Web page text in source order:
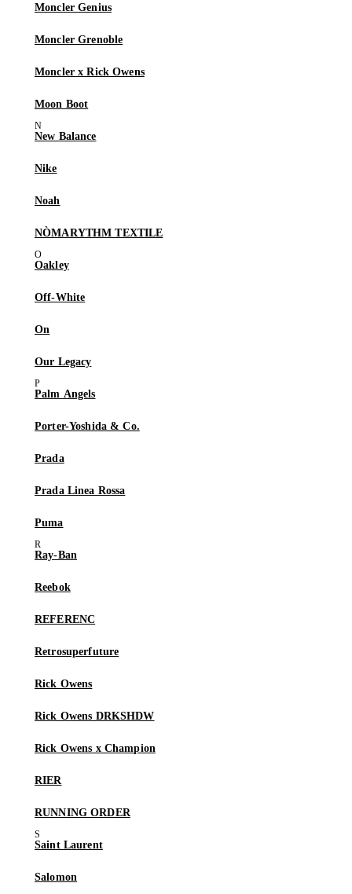
Moncler Genius
Moncler Grenoble
Moncler x Rick Owens
Moon Boot
New Balance
Nike
Noah
NÒMARYTHM TEXTILE
Oakley
Off-White
On
Our Legacy
Palm Angels
Porter-Yoshida & Co.
Prada
Prada Linea Rossa
Puma
Ray-Ban
Reebok
REFERENC
Retrosuperfuture
Rick Owens
Rick Owens DRKSHDW
Rick Owens x Champion
RIER
RUNNING ORDER
Saint Laurent
Salomon